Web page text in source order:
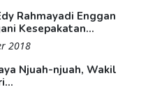
Rahmayadi Enggan
Kesepakatan...
2018
Njuah-njuah, Wakil